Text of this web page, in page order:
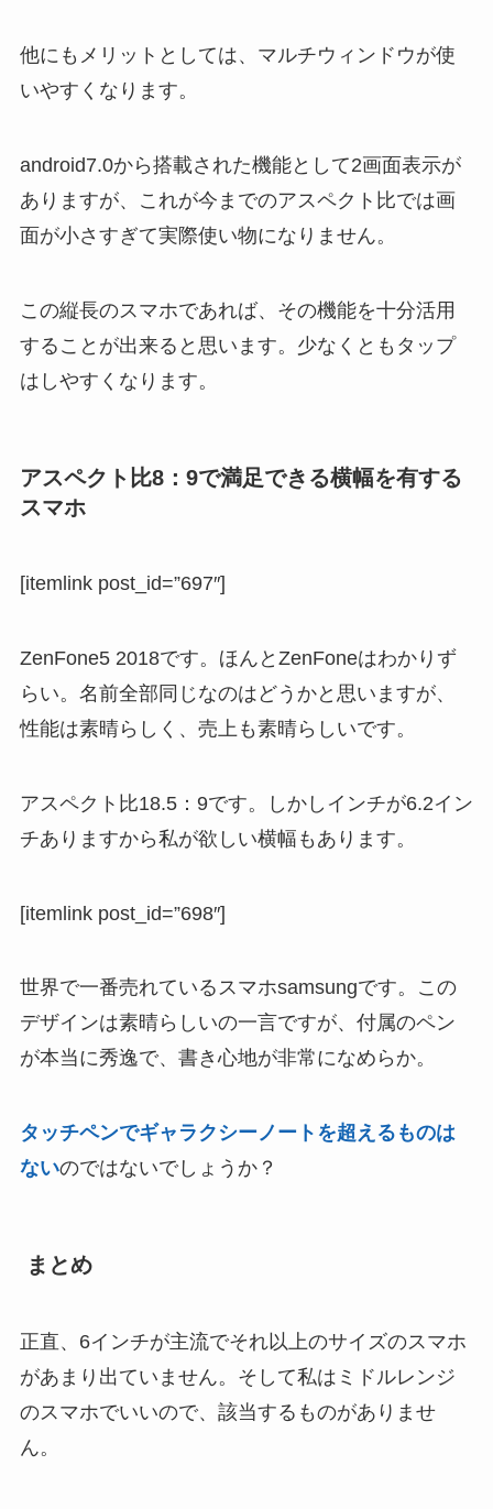
他にもメリットとしては、マルチウィンドウが使
いやすくなります。
android7.0から搭載された機能として2画面表示が
ありますが、これが今までのアスペクト比では画
面が小さすぎて実際使い物になりません。
この縦長のスマホであれば、その機能を十分活用
することが出来ると思います。少なくともタップ
はしやすくなります。
アスペクト比8：9で満足できる横幅を有する
スマホ
[itemlink post_id=”697″]
ZenFone5 2018です。ほんとZenFoneはわかりず
らい。名前全部同じなのはどうかと思いますが、
性能は素晴らしく、売上も素晴らしいです。
アスペクト比18.5：9です。しかしインチが6.2イン
チありますから私が欲しい横幅もあります。
[itemlink post_id=”698″]
世界で一番売れているスマホsamsungです。この
デザインは素晴らしいの一言ですが、付属のペン
が本当に秀逸で、書き心地が非常になめらか。
タッチペンでギャラクシーノートを超えるものは
ないのではないでしょうか？
まとめ
正直、6インチが主流でそれ以上のサイズのスマホ
があまり出ていません。そして私はミドルレンジ
のスマホでいいので、該当するものがありませ
ん。